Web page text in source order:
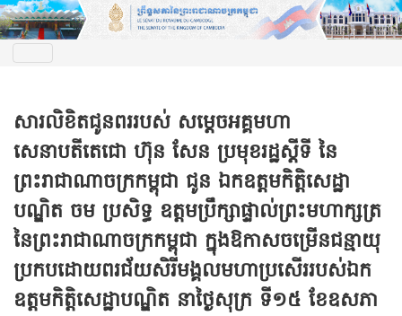
សារលិខិតជូនពររបស់ ​សម្តេចអគ្គមហា
សេនាបតីតេជោ ហ៊ុន សែន ប្រមុខរដ្ឋស្តីទី នៃ
ព្រះរាជាណាចក្រកម្ពុជា ជូន ឯកឧត្តមកិត្តិសេដ្ឋា
បណ្ឌិត ចម ប្រសិទ្ធ ឧត្តមប្រឹក្សាផ្ទាល់ព្រះមហាក្សត្រ
នៃព្រះរាជាណាចក្រកម្ពុជា ក្នុងឱកាសចម្រើនជន្មាយុ
ប្រកបដោយពរជ័យសិរីមង្គលមហាប្រសើររបស់ឯក
ឧត្តមកិត្តិសេដ្ឋាបណ្ឌិត នាថ្ងៃសុក្រ ទី១៥ ខែឧសភា